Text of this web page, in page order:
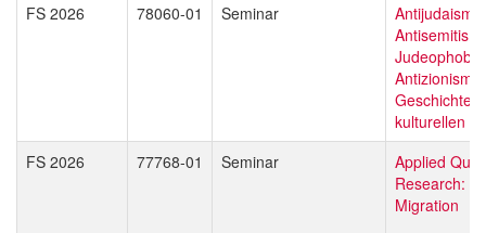
FS 2026 78060-01 Seminar
Geschichte
kulturellen
FS 2026
77768-01 Seminar
Applied
Research:
Migration